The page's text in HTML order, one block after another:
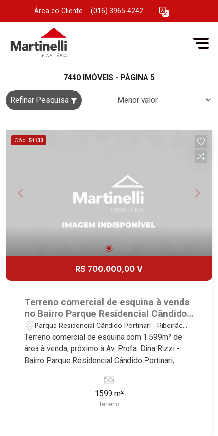
Área do Cliente (016) 3965-4242
7440 IMÓVEIS - PÁGINA 5
Refinar Pesquisa
Cód. 51133
R$ 700.000,00 V
Terreno comercial de esquina à venda
no Bairro Parque Residencial Cândido
Portinari, próximo à Av. Profa. Dina
Rizzi - Ribeirão Preto/SP.
Parque Residencial Cândido Portinari - Ribeirão
Preto/SP
Terreno comercial de esquina com 1.599m² de
área à venda, próximo à Av. Profa. Dina Rizzi -
Bairro Parque Residencial Cândido Portinari,
deste imóvel que a Martinelli Imobiliária
selecionou para você: - 1.599m² de área terreno -1599 m²
Terreno